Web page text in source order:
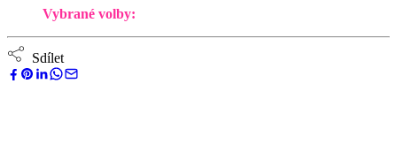
Vybrané volby:
Sdílet